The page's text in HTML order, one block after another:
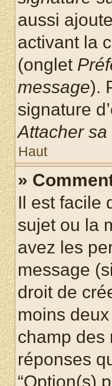
aussi
activant la
(onglet
message).
signature
Attacher
Haut
»
Il est facile
sujet ou la
avez les
message
droit de
moins
champ des
réponses
“Option(s)